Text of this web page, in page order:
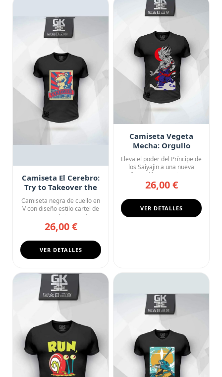
Camiseta El Cerebro:
Try to Takeover the
World
Camiseta negra de cuello en
V con diseño estilo cartel de
propaganda inspirad...
26,00 €
VER DETALLES
Camiseta Vegeta
Mecha: Orgullo
Saiyajin 2.0
Lleva el poder del Príncipe de
los Saiyajin a una nueva
dimensión con esta ca...
26,00 €
VER DETALLES